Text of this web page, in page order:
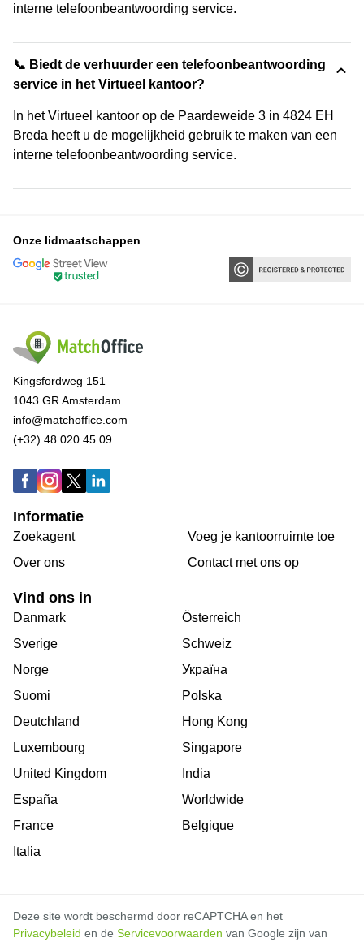
interne telefoonbeantwoording service.
📞 Biedt de verhuurder een telefoonbeantwoording
service in het Virtueel kantoor?
In het Virtueel kantoor op de Paardeweide 3 in 4824 EH
Breda heeft u de mogelijkheid gebruik te maken van een
interne telefoonbeantwoording service.
Onze lidmaatschappen
Kingsfordweg 151
1043 GR Amsterdam
info@matchoffice.com
(+32) 48 020 45 09
Informatie
Zoekagent
Over ons
Voeg je kantoorruimte toe
Сontact met ons op
Vind ons in
Danmark
Sverige
Norge
Suomi
Deutchland
Luxembourg
United Kingdom
España
France
Italia
Österreich
Schweiz
Україна
Polska
Hong Kong
Singapore
India
Worldwide
Belgique
Deze site wordt beschermd door reCAPTCHA en het
Privacybeleid en de Servicevoorwaarden van Google zijn van